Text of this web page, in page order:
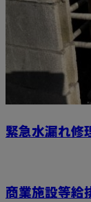
緊急水漏れ修
商業施設等給